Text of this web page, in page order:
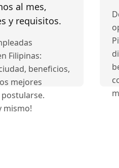
al mes,
y requisitos.
Filipinas:
beneficios,
mejores
mismo!